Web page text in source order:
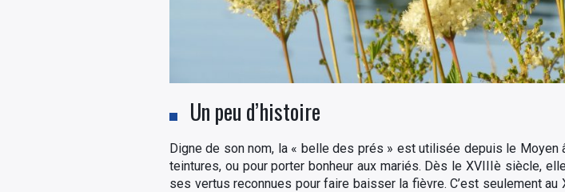
Un peu d’histoire
Digne de son nom, la « belle des prés » est utilisée depuis le Moyen
teintures, ou pour porter bonheur aux mariés. Dès le XVIIIè siècle,
ses vertus reconnues pour faire baisser la fièvre. C’est seulement